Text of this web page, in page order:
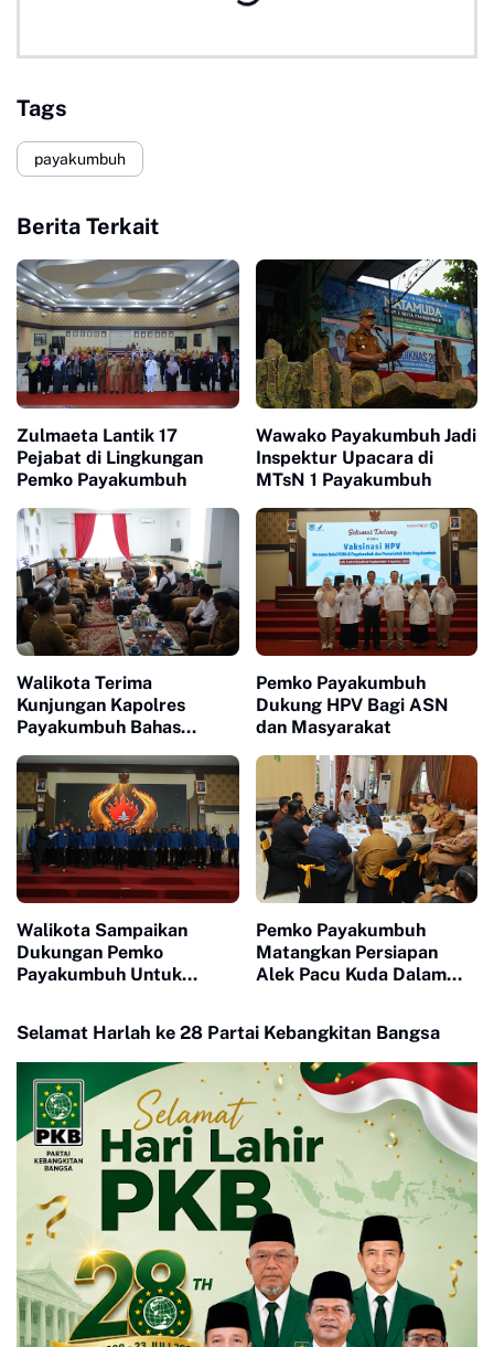
Tags
payakumbuh
Berita Terkait
Zulmaeta Lantik 17
Pejabat di Lingkungan
Pemko Payakumbuh
Wawako Payakumbuh Jadi
Inspektur Upacara di
MTsN 1 Payakumbuh
Walikota Terima
Kunjungan Kapolres
Payakumbuh Bahas
Hankamtibmas
Pemko Payakumbuh
Dukung HPV Bagi ASN
dan Masyarakat
Walikota Sampaikan
Dukungan Pemko
Payakumbuh Untuk
2026-2030
Pemko Payakumbuh
Matangkan Persiapan
Alek Pacu Kuda Dalam
Selamat Harlah ke 28 Partai Kebangkitan Bangsa